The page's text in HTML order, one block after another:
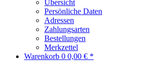
Übersicht
Persönliche Daten
Adressen
Zahlungsarten
Bestellungen
Merkzettel
Warenkorb 0 0,00 € *